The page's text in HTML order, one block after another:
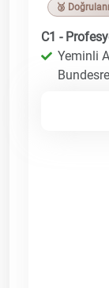
🥉
C1 -
Yeminli